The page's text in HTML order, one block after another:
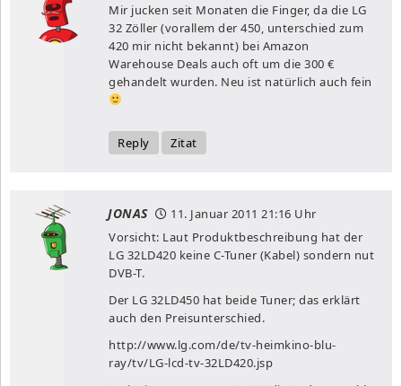
Mir jucken seit Monaten die Finger, da die LG
32 Zöller (vorallem der 450, unterschied zum
420 mir nicht bekannt) bei Amazon
Warehouse Deals auch oft um die 300 €
gehandelt wurden. Neu ist natürlich auch fein
Reply Zitat
JONAS 11. Januar 2011 21:16 Uhr
Vorsicht: Laut Produktbeschreibung hat der
LG 32LD420 keine C-Tuner (Kabel) sondern nut
DVB-T.
Der LG 32LD450 hat beide Tuner; das erklärt
auch den Preisunterschied.
http://www.lg.com/de/tv-heimkino-blu-
ray/tv/LG-lcd-tv-32LD420.jsp